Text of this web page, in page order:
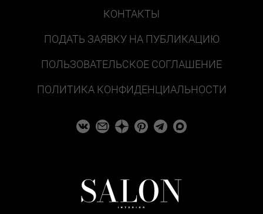
КОНТАКТЫ
ПОДАТЬ ЗАЯВКУ НА ПУБЛИКАЦИЮ
ПОЛЬЗОВАТЕЛЬСКОЕ СОГЛАШЕНИЕ
ПОЛИТИКА КОНФИДЕНЦИАЛЬНОСТИ